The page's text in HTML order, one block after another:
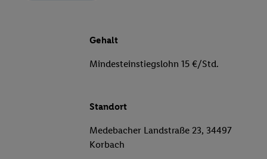
Gehalt
Mindesteinstiegslohn 15 €/Std.
Standort
Medebacher Landstraße 23, 34497
Korbach